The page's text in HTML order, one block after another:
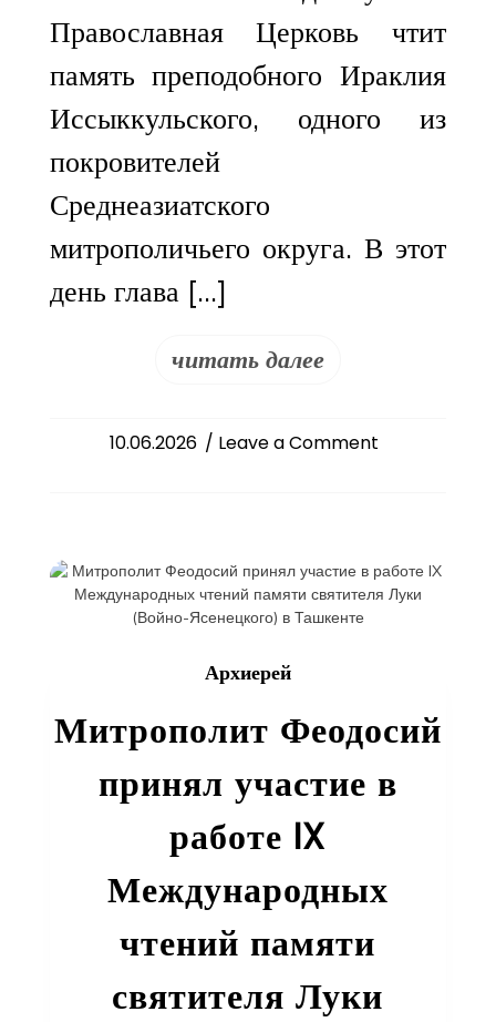
Православная Церковь чтит
память преподобного Ираклия
Иссыккульского, одного из
покровителей
Среднеазиатского
митрополичьего округа. В этот
день глава […]
читать далее
10.06.2026 / Leave a Commenton
день
прп.
Архиерей
Митрополит Феодосий
принял участие в
работе IX
Международных
чтений памяти
святителя Луки